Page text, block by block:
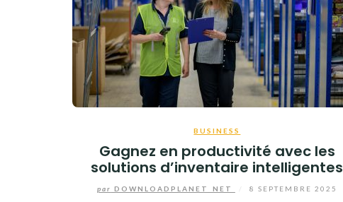
BUSINESS
Gagnez en productivité avec les
solutions d’inventaire intelligentes
par DOWNLOADPLANET_NET 8 SEPTEMBRE 2025